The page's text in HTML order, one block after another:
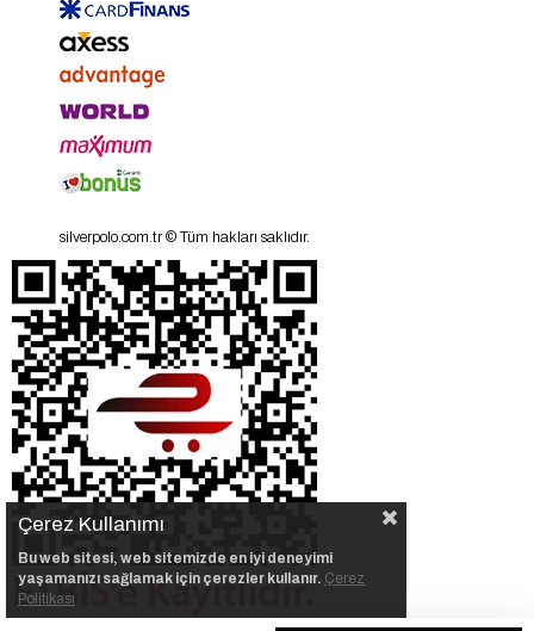
silverpolo.com.tr © Tüm hakları saklıdır.
Çerez Kullanımı
Bu web sitesi, web sitemizde en iyi deneyimi
yaşamanızı sağlamak için çerezler kullanır. Çerez
Politikası